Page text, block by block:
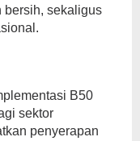
bersih, sekaligus
B50
sektor
penyerapan